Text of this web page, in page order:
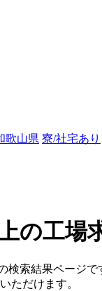
歌山県 寮/社宅あり
の工場
検索結果ページ
ただけます。